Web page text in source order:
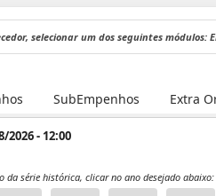
selecionar um dos seguintes módulos:
SubEmpenhos Extra
- 12:00
da série histórica, clicar no ano desejado abaixo: